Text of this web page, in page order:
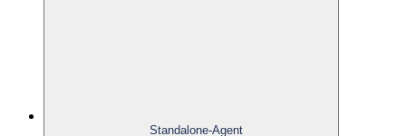
Standalone-Agent